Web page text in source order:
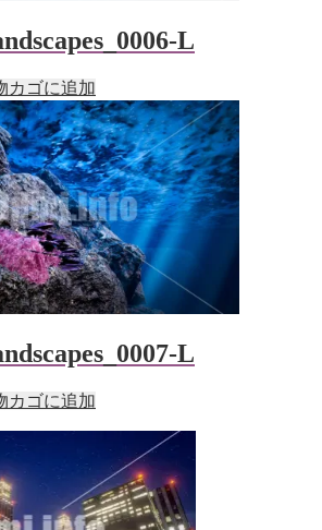
L
カゴに追加
L
カゴに追加